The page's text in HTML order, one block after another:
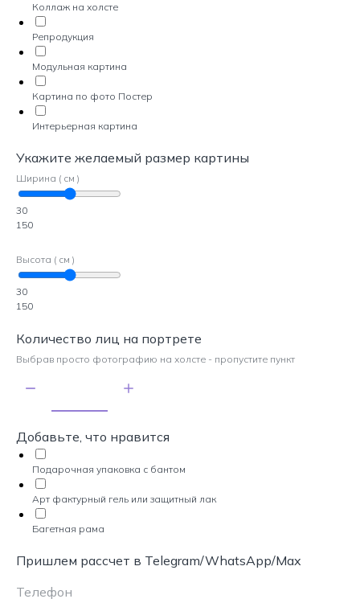
Коллаж на холсте
Репродукция
Модульная картина
Картина по фото Постер
Интерьерная картина
Укажите желаемый размер картины
Ширина ( см )
30
150
Высота ( см )
30
150
Количество лиц на портрете
Выбрав просто фотографию на холсте - пропустите пункт
Добавьте, что нравится
Подарочная упаковка с бантом
Арт фактурный гель или защитный лак
Багетная рама
Пришлем рассчет в Telegram/WhatsApp/Max